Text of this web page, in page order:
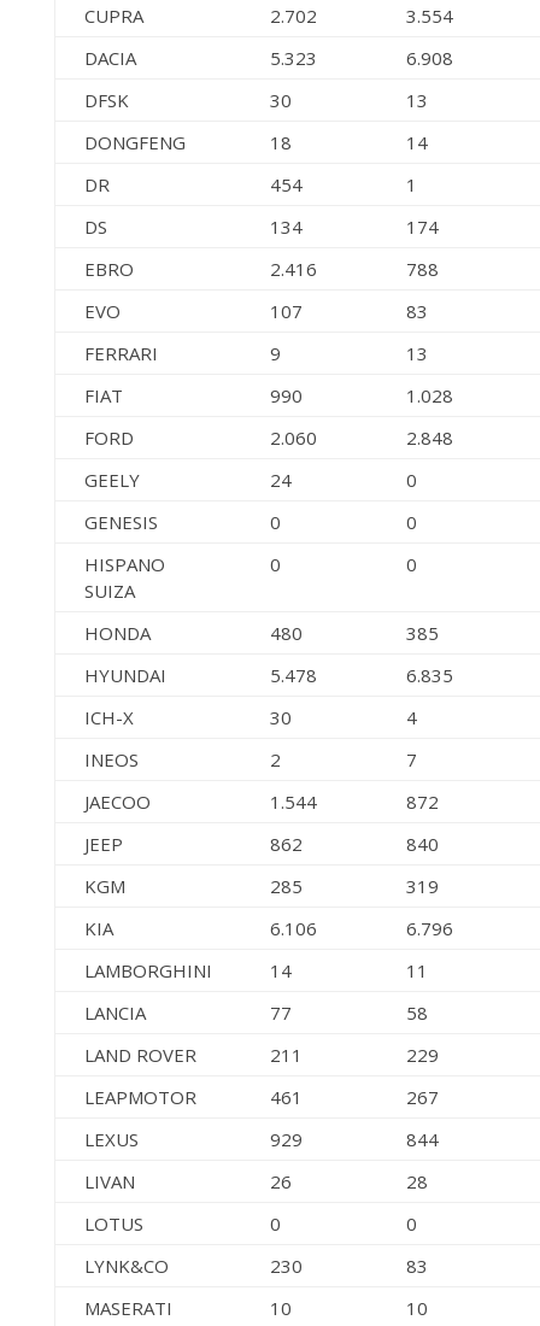
CUPRA
2.702
3.554
DACIA
5.323
6.908
DFSK
30
13
DONGFENG
18
14
DR
454
1
DS
134
174
EBRO
2.416
788
EVO
107
83
FERRARI
9
13
FIAT
990
1.028
FORD
2.060
2.848
GEELY
24
0
GENESIS
0
0
HISPANO
SUIZA
0 0
HONDA 480
385
HYUNDAI
5.478
6.835
ICH-X
30
4
INEOS
2
7
JAECOO
1.544
872
JEEP
862
840
KGM
285
319
KIA
6.106
6.796
LAMBORGHINI
14
11
LANCIA
77
58
LAND ROVER
211
229
LEAPMOTOR
461
267
LEXUS
929
844
LIVAN
26
28
LOTUS
0
0
LYNK&CO
230
83
MASERATI
10 10